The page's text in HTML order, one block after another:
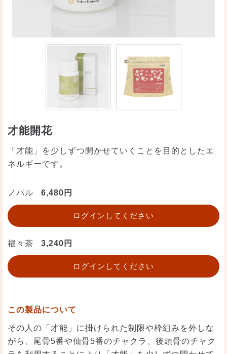
才能開花
「才能」を少しずつ開かせていくことを目的としたエ
ネルギーです。
ノパル 6,480円
ログインしてください
福々茶 3,240円
ログインしてください
この製品について
その人の「才能」に掛けられた制限や枠組みを外しな
がら、尾骨5番や仙骨5番のチャクラ、後頭骨のチャク